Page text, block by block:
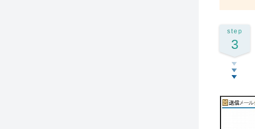
step
3